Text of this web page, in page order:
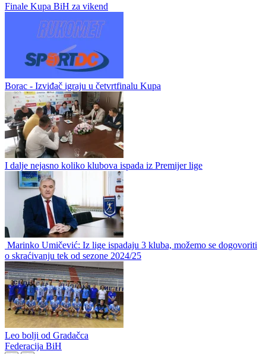
Marko Pandžić predstavljen u novom klubu
Marko Pandžić je nedavno u razgovoru za naš portal rekao kako je
dogovorio saradnju sa jednim bh. klubom, ali nije želio još otkrivati
ime. Sada, dvadesetak dana kasnije RK Gradačac je saopštio...
Finale Kupa BiH za vikend
Borac - Izviđač igraju u četvrtfinalu Kupa
I dalje nejasno koliko klubova ispada iz Premijer lige